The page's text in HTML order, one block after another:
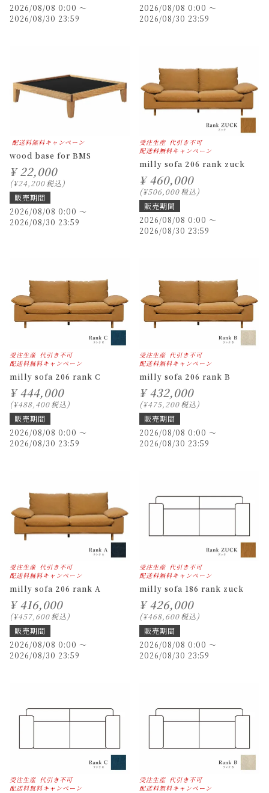
2026/08/08 0:00 〜
2026/08/30 23:59
2026/08/08 0:00 〜
2026/08/30 23:59
配送料無料キャンペーン
wood base for BMS
¥ 22,000
¥24,200税込
販売期間
2026/08/08 0:00 〜
2026/08/30 23:59
受注生産 代引き不可
配送料無料キャンペーン
milly sofa 206 rank zuck
¥ 460,000
¥506,000税込
販売期間
2026/08/08 0:00 〜
2026/08/30 23:59
受注生産 代引き不可
配送料無料キャンペーン
milly sofa 206 rank C
¥ 444,000
¥488,400税込
販売期間
2026/08/08 0:00 〜
2026/08/30 23:59
受注生産 代引き不可
配送料無料キャンペーン
milly sofa 206 rank B
¥ 432,000
¥475,200税込
販売期間
2026/08/08 0:00 〜
2026/08/30 23:59
受注生産 代引き不可
配送料無料キャンペーン
milly sofa 206 rank A
¥ 416,000
¥457,600税込
販売期間
2026/08/08 0:00 〜
2026/08/30 23:59
受注生産 代引き不可
配送料無料キャンペーン
milly sofa 186 rank zuck
¥ 426,000
¥468,600税込
販売期間
2026/08/08 0:00 〜
2026/08/30 23:59
受注生産 代引き不可
配送料無料キャンペーン
受注生産 代引き不可
配送料無料キャンペーン